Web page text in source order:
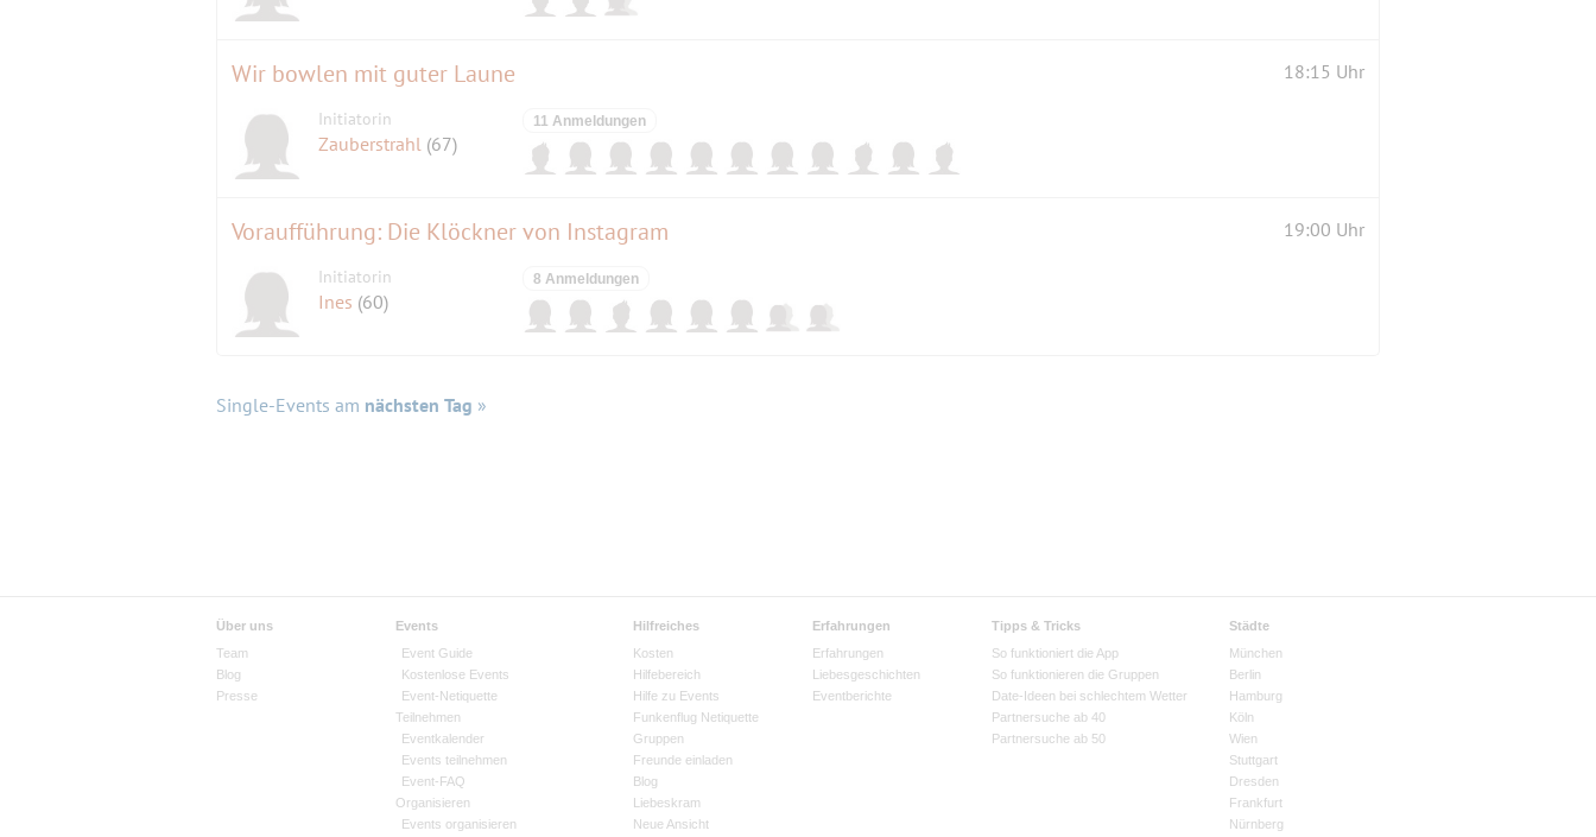
Wir bowlen mit guter Laune 18:15 Uhr
Initiatorin
Zauberstrahl (67)
11 Anmeldungen
Voraufführung: Die Klöckner von Instagram 19:00 Uhr
Initiatorin
Ines (60)
8 Anmeldungen
Single-Events am nächsten Tag »
Über uns
Team
Blog
Presse
Events
Event Guide
Kostenlose Events
Event-Netiquette
Teilnehmen
Eventkalender
Events teilnehmen
Event-FAQ
Organisieren
Events organisieren
Hilfreiches
Kosten
Hilfebereich
Hilfe zu Events
Funkenflug Netiquette
Gruppen
Freunde einladen
Blog
Liebeskram
Neue Ansicht
Erfahrungen
Erfahrungen
Liebesgeschichten
Eventberichte
Tipps & Tricks
So funktioniert die App
So funktionieren die Gruppen
Date-Ideen bei schlechtem Wetter
Partnersuche ab 40
Partnersuche ab 50
Städte
München
Berlin
Hamburg
Köln
Wien
Stuttgart
Dresden
Frankfurt
Nürnberg